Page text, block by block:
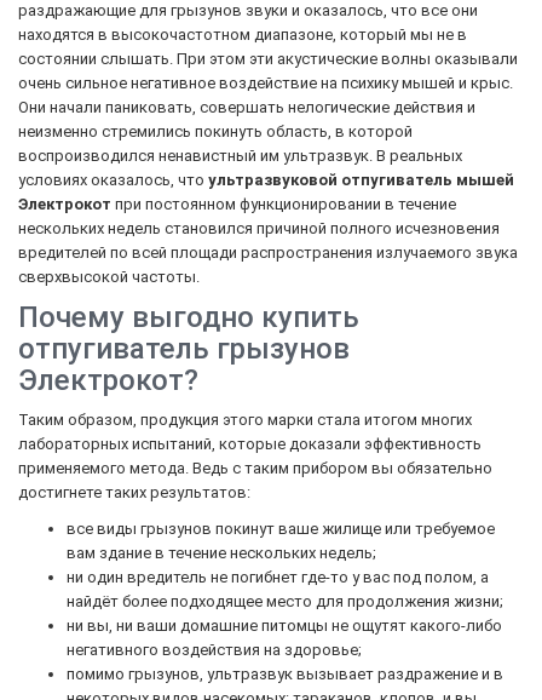
раздражающие для грызунов звуки и оказалось, что все они
находятся в высокочастотном диапазоне, который мы не в
состоянии слышать. При этом эти акустические волны оказывали
очень сильное негативное воздействие на психику мышей и крыс.
Они начали паниковать, совершать нелогические действия и
неизменно стремились покинуть область, в которой
воспроизводился ненавистный им ультразвук. В реальных
условиях оказалось, что ультразвуковой отпугиватель мышей
Электрокот при постоянном функционировании в течение
нескольких недель становился причиной полного исчезновения
вредителей по всей площади распространения излучаемого звука
сверхвысокой частоты.
Почему выгодно купить
отпугиватель грызунов
Электрокот?
Таким образом, продукция этого марки стала итогом многих
лабораторных испытаний, которые доказали эффективность
применяемого метода. Ведь с таким прибором вы обязательно
достигнете таких результатов:
все виды грызунов покинут ваше жилище или требуемое
вам здание в течение нескольких недель;
ни один вредитель не погибнет где-то у вас под полом, а
найдёт более подходящее место для продолжения жизни;
ни вы, ни ваши домашние питомцы не ощутят какого-либо
негативного воздействия на здоровье;
помимо грызунов, ультразвук вызывает раздражение и в